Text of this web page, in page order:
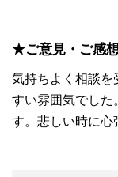
★ご意見・ご感
気持ちよく相談を
すい雰囲気でした
す。悲しい時に心